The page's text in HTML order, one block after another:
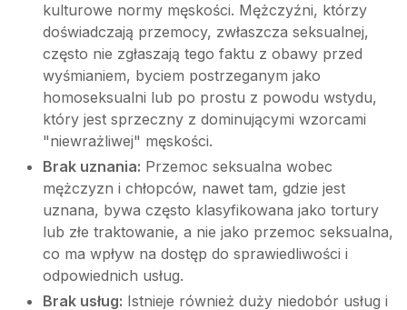
kulturowe normy męskości. Mężczyźni, którzy
doświadczają przemocy, zwłaszcza seksualnej,
często nie zgłaszają tego faktu z obawy przed
wyśmianiem, byciem postrzeganym jako
homoseksualni lub po prostu z powodu wstydu,
który jest sprzeczny z dominującymi wzorcami
"niewrażliwej" męskości.
Brak uznania: Przemoc seksualna wobec
mężczyzn i chłopców, nawet tam, gdzie jest
uznana, bywa często klasyfikowana jako tortury
lub złe traktowanie, a nie jako przemoc seksualna,
co ma wpływ na dostęp do sprawiedliwości i
odpowiednich usług.
Brak usług: Istnieje również duży niedobór usług i